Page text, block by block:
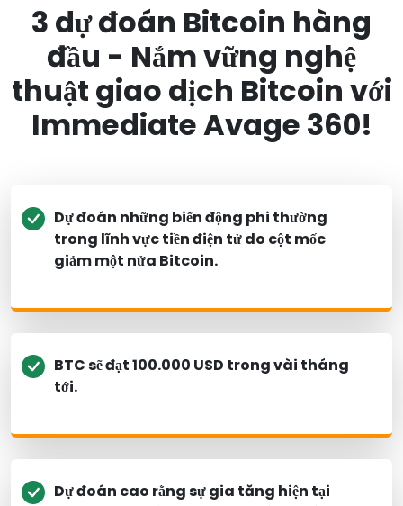
3 dự đoán Bitcoin hàng
đầu - Nắm vững nghệ
thuật giao dịch Bitcoin với
Immediate Avage 360!
Dự đoán những biến động phi thường
trong lĩnh vực tiền điện tử do cột mốc
giảm một nửa Bitcoin.
BTC sẽ đạt 100.000 USD trong vài tháng
tới.
Dự đoán cao rằng sự gia tăng hiện tại